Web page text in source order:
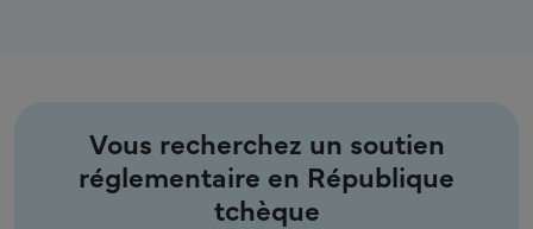
Vous recherchez un soutien
réglementaire en République
tchèque